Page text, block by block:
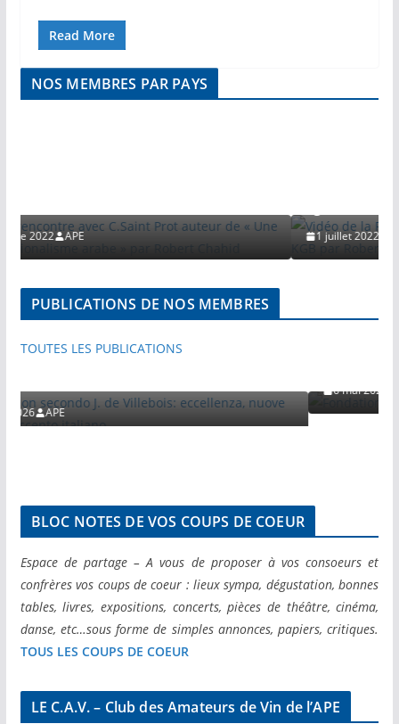
Read More
NOS MEMBRES PAR PAYS
1 juillet 2022 APE
PUBLICATIONS DE NOS MEMBRES
TOUTES LES PUBLICATIONS
ACTIVITES
PUBLICATIONS PAR NOS
VISITES ET VOYAGES DE PRESSE
6 mai 2026 APE
BLOC NOTES DE VOS COUPS DE COEUR
confrères vos coups de coeur : lieux sympa, dégustation, bonnes
tables, livres, expositions, concerts, pièces de théâtre, cinéma,
danse, etc…sous forme de simples annonces, papiers, critiques.
TOUS LES COUPS DE COEUR
LE C.A.V. – Club des Amateurs de Vin de l’APE